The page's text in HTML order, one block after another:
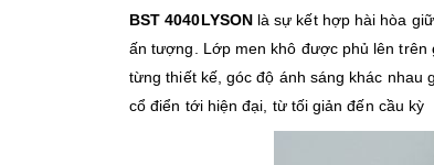
BST 4040LYSONlà sự kết hợp hài hòa
ấn tượng. Lớp men khô được phủ lên trên
từng thiết kế, góc độ ánh sáng khác nhau
cổ điển tới hiện đại, từ tối giản đến cầu kỳ